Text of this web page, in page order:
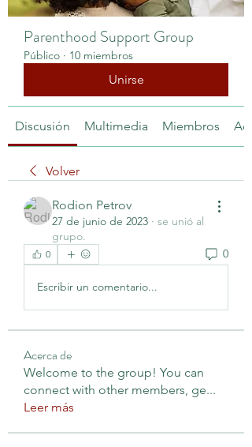
Parenthood Support Group
Público · 10 miembros
Unirse
Discusión Multimedia Miembros
Volver
Rodion Petrov
27 de junio de 2023 · se unió al
grupo.
0 0
Escribir un comentario...
Acerca de
Welcome to the group! You can
connect with other members, ge...
Leer más